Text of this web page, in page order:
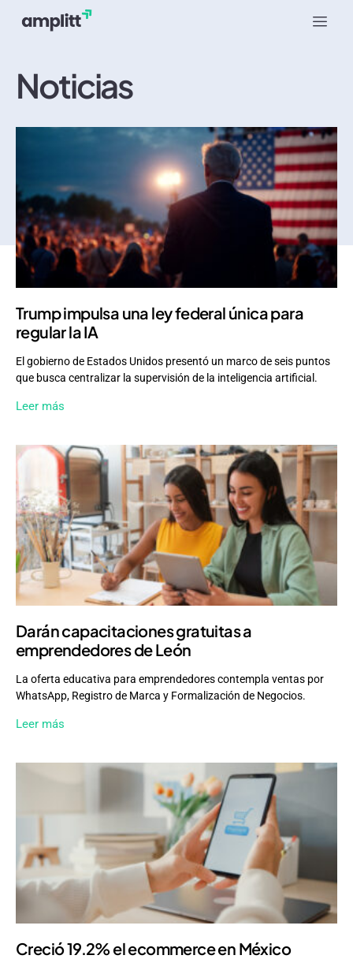
Noticias
Trump impulsa una ley federal única para
regular la IA
El gobierno de Estados Unidos presentó un marco de seis puntos
que busca centralizar la supervisión de la inteligencia artificial.
Leer más
Darán capacitaciones gratuitas a
emprendedores de León
La oferta educativa para emprendedores contempla ventas por
WhatsApp, Registro de Marca y Formalización de Negocios.
Leer más
Creció 19.2% el ecommerce en México